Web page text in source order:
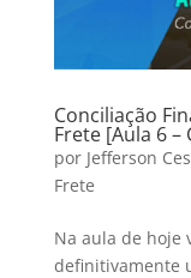
Conciliação
Frete [Aula 6
por Jefferson
Frete
Na aula de hoje
definitivamente